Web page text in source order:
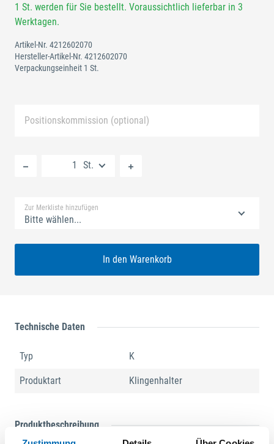
1 St. werden für Sie bestellt. Voraussichtlich lieferbar in 3
Werktagen.
Artikel-Nr. 4212602070
Hersteller-Artikel-Nr. 4212602070
Verpackungseinheit 1 St.
Positionskommission (optional)
St.
Zur Merkliste hinzufügen
Bitte wählen...
In den Warenkorb
Technische Daten
Typ K
Produktart Klingenhalter
Produktbeschreibung